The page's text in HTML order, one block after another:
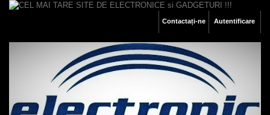
Autentificare
Contactați-ne